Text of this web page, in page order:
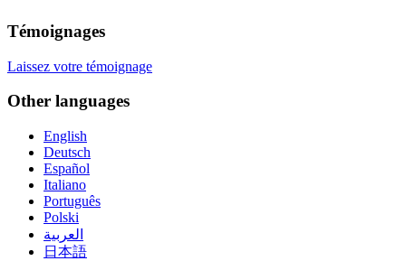
Témoignages
Laissez votre témoignage
Other languages
English
Deutsch
Español
Italiano
Português
Polski
العربية
日本語